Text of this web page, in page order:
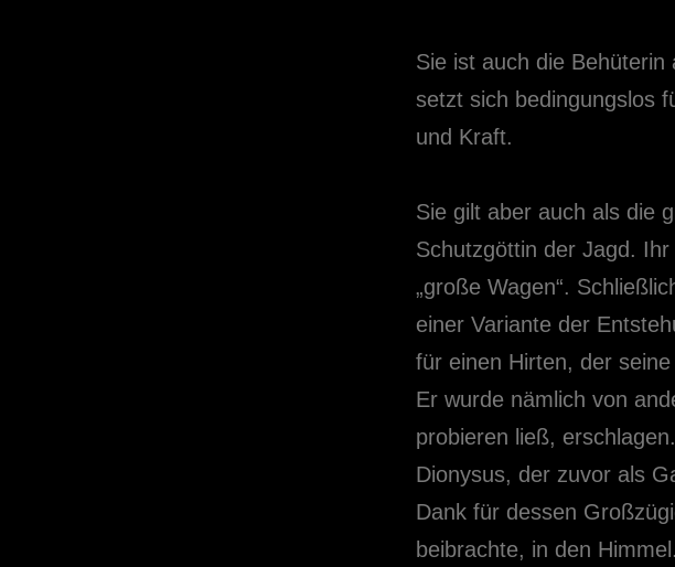
Sie ist auch die Behüterin
setzt sich bedingungslos
und Kraft.
Sie gilt aber auch als die
Schutzgöttin der Jagd.
„große Wagen“.
einer Variante der
für einen Hirten, der
Er wurde nämlich von
probieren ließ,
Dionysus, der zuvor als
Dank für dessen
beibrachte, in den Himmel.